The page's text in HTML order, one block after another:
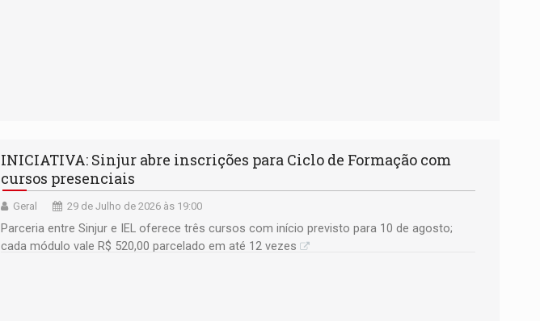
INICIATIVA: Sinjur abre inscrições para Ciclo de Formação com
cursos presenciais
Geral 29 de Julho de 2026 às 19:00
Parceria entre Sinjur e IEL oferece três cursos com início previsto para 10 de agosto;
cada módulo vale R$ 520,00 parcelado em até 12 vezes